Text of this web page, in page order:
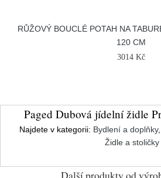
RŮŽOVÝ BOUCLÉ POTAH NA
120 CM
3014 Kč
Paged Dubová jídelní židle
Najdete v kategorii: Bydlení a doplňky,
Židle a stoličky
Další produkty od